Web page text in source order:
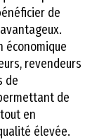
de
économique
revendeurs
de
de
en
élevée.